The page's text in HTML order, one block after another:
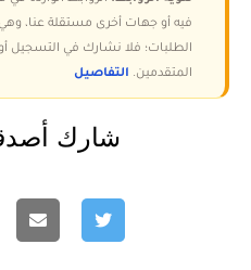
فيه أو جهات أخرى مستقلة عنا،
الطلبات؛ فلا نشارك في التسجيل أو
المتقدمين. التفاصيل
شارك